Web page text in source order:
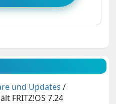
und Updates /
FRITZ!OS 7.24